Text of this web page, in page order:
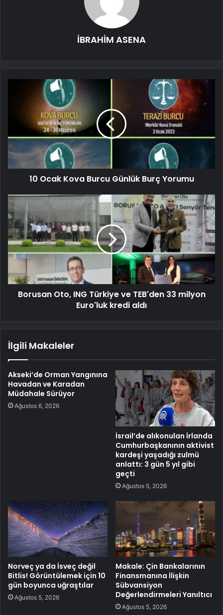
İBRAHİM ASENA
10 Ocak Kova Burcu Günlük Burç Yorumu
Borusan Oto, ING Türkiye ve TEB'den 33 milyon
Euro'luk kredi aldı
İlgili Makaleler
Akseki’de Orman Yangınına
Havadan ve Karadan
Müdahale Sürüyor
Ağustos 6, 2026
İsrail’de alıkonulan İrlanda
Cumhurbaşkanının aktivist
kardeşi yaşadığı zulmü
anlattı: 3 gün 5 yıl gibi
geçti
Ağustos 5, 2026
Norveç ya da İsveç değil
Bitlis! Görüntülemek için 10
gün boyunca uğraştılar
Ağustos 5, 2026
Makale: Çin Bankalarının
Finansmanına İlişkin
Sübvansiyon
Değerlendirmeleri Yanıltıcı
Ağustos 5, 2026